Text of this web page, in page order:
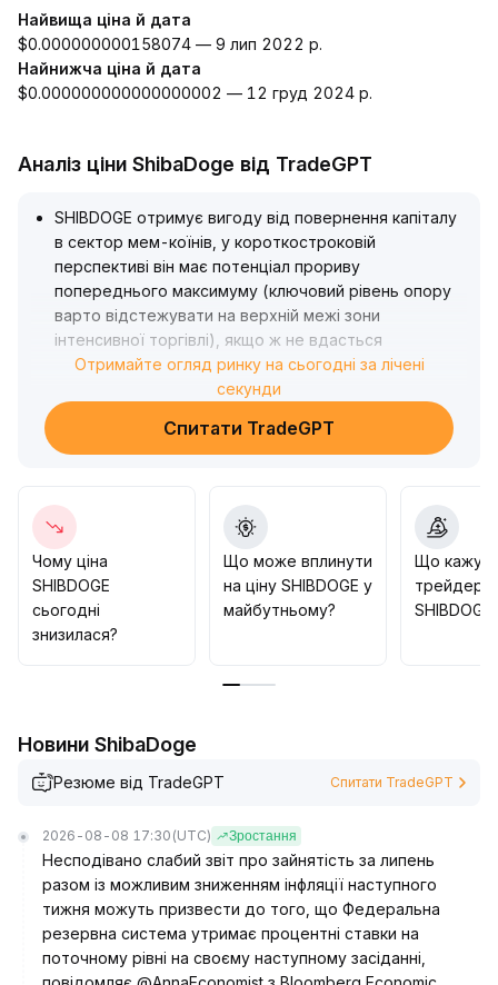
Найвища ціна й дата
$0.000000000158074 — 9 лип 2022 р.
Найнижча ціна й дата
$0.000000000000000002 — 12 груд 2024 р.
Аналіз ціни ShibaDoge від TradeGPT
SHIBDOGE отримує вигоду від повернення капіталу
в сектор мем-коїнів, у короткостроковій
перспективі він має потенціал прориву
попереднього максимуму (ключовий рівень опору
варто відстежувати на верхній межі зони
інтенсивної торгівлі), якщо ж не вдасться
ефективно пробитись вище, існує ризик
короткострокового відкату.
Враховуючи ротацію сектору та високу
волатильність капіталу, середньо- й
Рекомендуємо у короткостроковій перспективі
стежити за моментами прориву для хвильової
торгівлі, а для довгострокового інвестування слід
суворо фіксувати прибуток і динамічно
відслідковувати розвиток екосистеми
Отримайте огляд ринку на сьогодні за лічені
секунди
Спитати TradeGPT
Чому ціна
SHIBDOGE
сьогодні
знизилася?
Що може вплинути
на ціну SHIBDOGE у
майбутньому?
Що
трейдери
Новини ShibaDoge
Резюме від TradeGPT Спитати TradeGPT
2026-08-08 17:30 (UTC) Зростання
Несподівано слабий звіт про зайнятість за липень
разом із можливим зниженням інфляції наступного
тижня можуть призвести до того, що Федеральна
резервна система утримає процентні ставки на
поточному рівні на своєму наступному засіданні,